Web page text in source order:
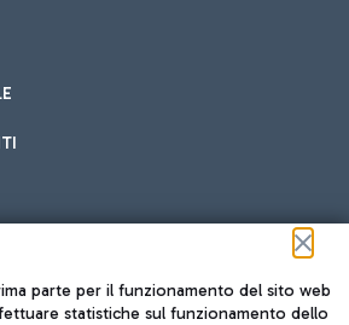
e approfitta della vicinanza
più facile spostarsi
parte per il funzionamento del sito web
statistiche sul funzionamento dello